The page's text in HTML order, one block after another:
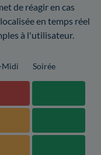
de réagir en cas
en temps réel
à l'utilisateur.
Midi Soirée